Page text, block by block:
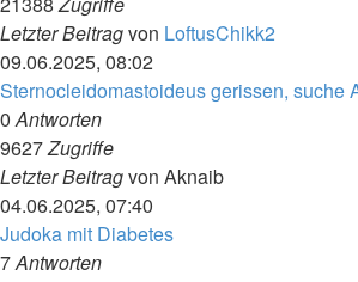
Letzter Beitragvon LoftusChikk2
09.06.2025, 08:02
Sternocleidomastoideus gerissen, suche
0Antworten
9627Zugriffe
Letzter Beitragvon Aknaib
04.06.2025, 07:40
Judoka mit Diabetes
7Antworten